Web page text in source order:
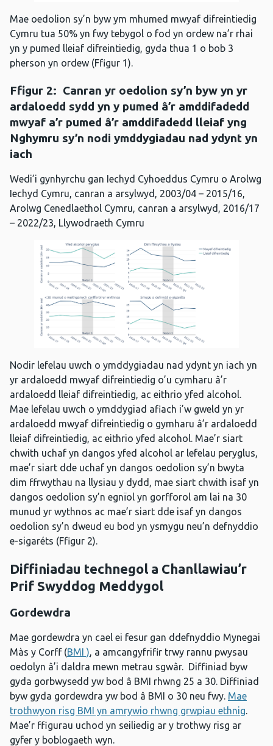
Mae oedolion sy’n byw ym mhumed mwyaf difreintiedig
Cymru tua 50% yn fwy tebygol o fod yn ordew na’r rhai
yn y pumed lleiaf difreintiedig, gyda thua 1 o bob 3
pherson yn ordew (Ffigur 1).
Ffigur 2: Canran yr oedolion sy’n byw yn yr
ardaloedd sydd yn y pumed â’r amddifadedd
mwyaf a’r pumed â’r amddifadedd lleiaf yng
Nghymru sy’n nodi ymddygiadau nad ydynt yn
iach
Wedi’i gynhyrchu gan Iechyd Cyhoeddus Cymru o Arolwg
Iechyd Cymru, canran a arsylwyd, 2003/04 – 2015/16,
Arolwg Cenedlaethol Cymru, canran a arsylwyd, 2016/17
– 2022/23, Llywodraeth Cymru
Nodir lefelau uwch o ymddygiadau nad ydynt yn iach yn
yr ardaloedd mwyaf difreintiedig o’u cymharu â’r
ardaloedd lleiaf difreintiedig, ac eithrio yfed alcohol.
Mae lefelau uwch o ymddygiad afiach i’w gweld yn yr
ardaloedd mwyaf difreintiedig o gymharu â’r ardaloedd
lleiaf difreintiedig, ac eithrio yfed alcohol. Mae’r siart
chwith uchaf yn dangos yfed alcohol ar lefelau peryglus,
mae’r siart dde uchaf yn dangos oedolion sy’n bwyta
dim ffrwythau na llysiau y dydd, mae siart chwith isaf yn
dangos oedolion sy’n egnïol yn gorfforol am lai na 30
munud yr wythnos ac mae’r siart dde isaf yn dangos
oedolion sy’n dweud eu bod yn ysmygu neu’n defnyddio
e-sigaréts (Ffigur 2).
Diffiniadau technegol a Chanllawiau’r
Prif Swyddog Meddygol
Gordewdra
Mae gordewdra yn cael ei fesur gan ddefnyddio Mynegai
Màs y Corff (BMI ), a amcangyfrifir trwy rannu pwysau
oedolyn â’i daldra mewn metrau sgwâr. Diffiniad byw
gyda gorbwysedd yw bod â BMI rhwng 25 a 30. Diffiniad
byw gyda gordewdra yw bod â BMI o 30 neu fwy. Mae
trothwyon risg BMI yn amrywio rhwng grwpiau ethnig.
Mae’r ffigurau uchod yn seiliedig ar y trothwy risg ar
gyfer y boblogaeth wyn.